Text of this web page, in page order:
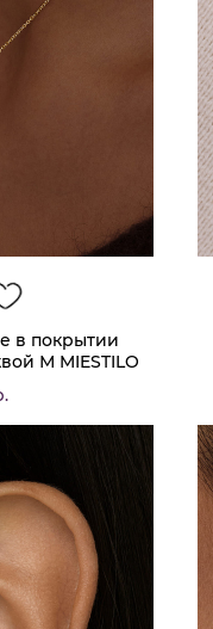
в покрытии
М MIESTILO